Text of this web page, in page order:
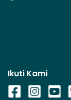
Ikuti Kami